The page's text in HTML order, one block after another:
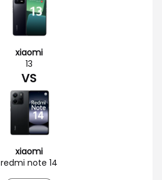
xiaomi
13
VS
xiaomi
redmi note 14